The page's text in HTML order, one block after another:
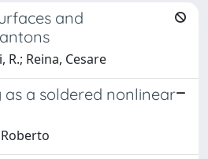
and
R.; Reina, Cesare
a soldered nonlinear